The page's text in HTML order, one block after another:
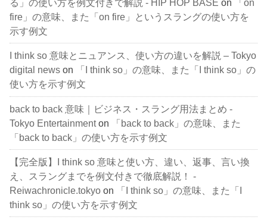
る」の使い方を例文付きで解説 - HIP HOP BASE on
「on
fire」の意味、また「on fire」というスラングの使い方を
示す例文
I think so 意味とニュアンス、使い方の違いを解説 – Tokyo
digital news on
「I think so」の意味、また「I think so」の
使い方を示す例文
back to back 意味｜ビジネス・スラング用法まとめ -
Tokyo Entertainmenton
「back to back」の意味、また
「back to back」の使い方を示す例文
【完全版】I think so 意味と使い方、違い、返事、言い換
え、スラングまでを例文付きで徹底解説！ -
Reiwachronicle.tokyo on
「I think so」の意味、また「I
think so」の使い方を示す例文